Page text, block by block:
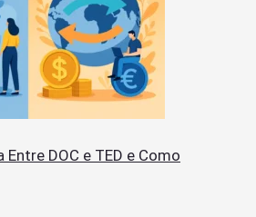
Entre DOC e TED e Como